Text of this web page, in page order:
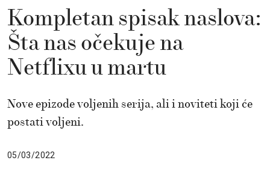
Kompletan spisak naslova:
Šta nas očekuje na
Netflixu u martu
Nove epizode voljenih serija, ali i noviteti koji će
postati voljeni.
05/03/2022